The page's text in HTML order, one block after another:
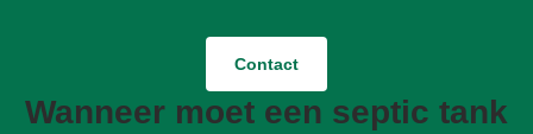
Contact
Wanneer moet een septic tank